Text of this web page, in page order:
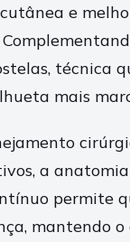
e
técnica
mais
a
permite
mantendo